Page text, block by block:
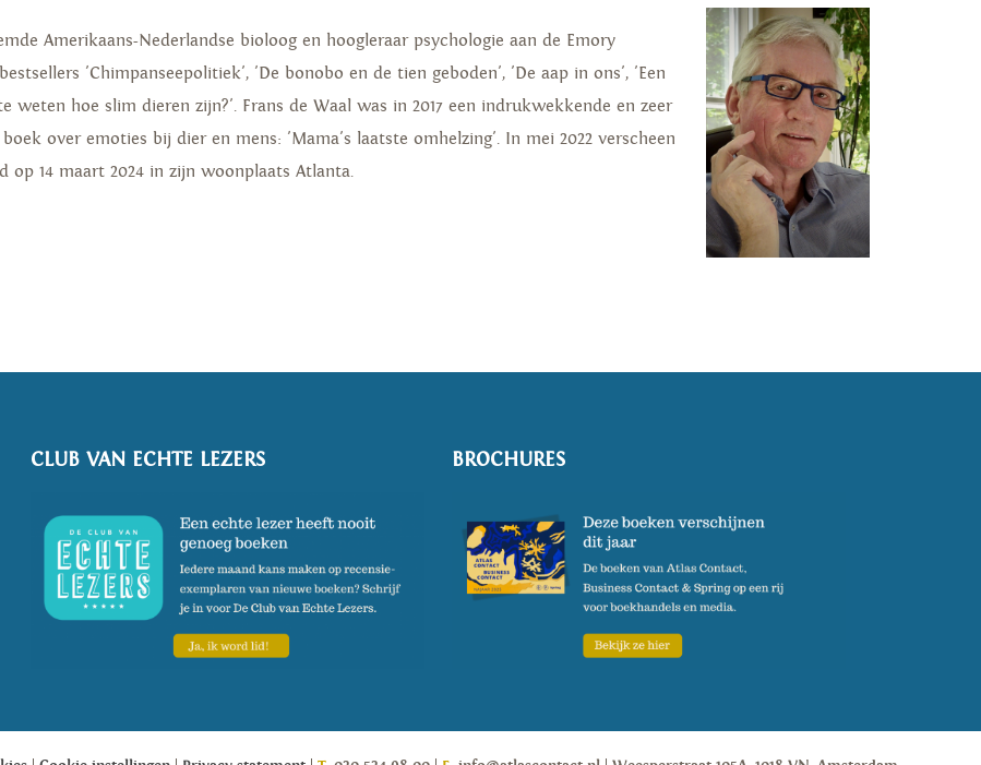
Amerikaans-Nederlandse bioloog en hoogleraar psychologie aan de Emory
'Chimpanseepolitiek', 'De bonobo en de tien geboden', 'De aap in ons', 'Een
hoe slim dieren zijn?'. Frans de Waal was in 2017 een indrukwekkende en zeer
over emoties bij dier en mens: 'Mama's laatste omhelzing'. In mei 2022 verscheen
op 14 maart 2024 in zijn woonplaats Atlanta.
CLUB VAN ECHTE LEZERS BROCHURES